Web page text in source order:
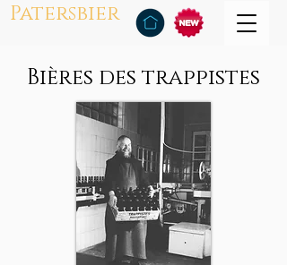
Patersbier
Bières des trappistes